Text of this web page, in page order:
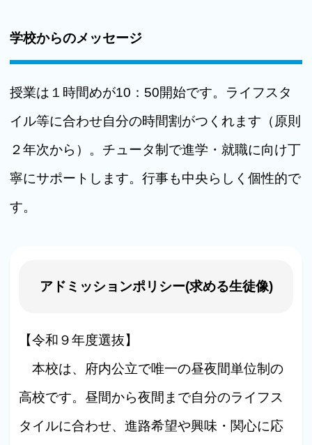
学校からのメッセージ
授業は１時間めが10：50開始です。ライフスタ
イル等に合わせ自分の時間割がつくれます（原則
２年次から）。チュータ制で進学・就職に向け丁
寧にサポートします。行事も中央らしく個性的で
す。
アドミッションポリシー(求める生徒像)
【令和９年度選抜】
本校は、府内公立で唯一の昼夜間単位制の
高校です。昼間から夜間まで自分のライフス
タイルに合わせ、進路希望や興味・関心に応